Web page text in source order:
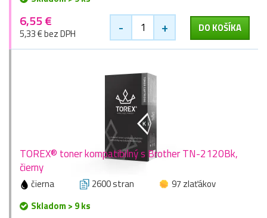
6,55 €
5,33 € bez DPH - + DO KOŠÍKA
TOREX® toner kompatibilný s Brother TN-2120Bk,
čierny
čierna 2600 stran
97 zlaťákov
Skladom > 9 ks